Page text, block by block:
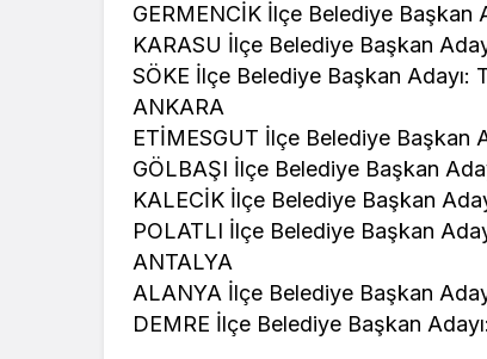
GERMENCİK İlçe Belediye Başkan
KARASU İlçe Belediye Başkan
SÖKE İlçe Belediye Başkan Adayı:
ANKARA
ETİMESGUT İlçe Belediye Başkan
GÖLBAŞI İlçe Belediye Başkan
KALECİK İlçe Belediye Başkan
POLATLI İlçe Belediye Başkan
ANTALYA
ALANYA İlçe Belediye Başkan
DEMRE İlçe Belediye Başkan